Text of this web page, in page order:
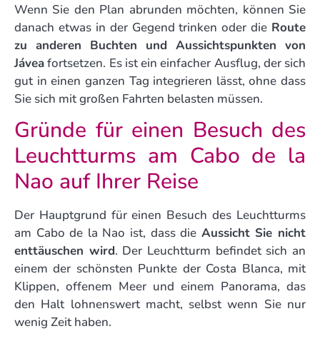
Wenn Sie den Plan abrunden möchten, können Sie
danach etwas in der Gegend trinken oder die Route
zu anderen Buchten und Aussichtspunkten von
Jáveafortsetzen. Es ist ein einfacher Ausflug, der sich
gut in einen ganzen Tag integrieren lässt, ohne dass
Sie sich mit großen Fahrten belasten müssen.
Gründe für einen Besuch des
Leuchtturms am Cabo de la
Nao auf Ihrer Reise
Der Hauptgrund für einen Besuch des Leuchtturms
am Cabo de la Nao ist, dass die Aussicht Sie nicht
enttäuschen wird. Der Leuchtturm befindet sich an
einem der schönsten Punkte der Costa Blanca, mit
Klippen, offenem Meer und einem Panorama, das
den Halt lohnenswert macht, selbst wenn Sie nur
wenig Zeit haben.